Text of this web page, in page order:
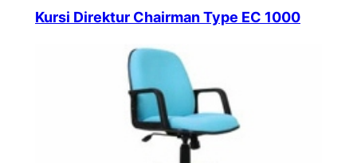
Kursi Direktur Chairman Type EC 1000